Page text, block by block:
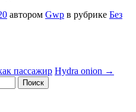
автором Gwp в рубрике Без
пассажир Hydra onion →